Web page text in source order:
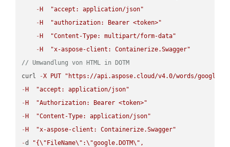
- H
"accept: application/json"
- H
"authorization: Bearer <token>"
- H
"Content-Type: multipart/form-data"
- H
"x-aspose-client: Containerize.Swagger"
// Umwandlung von HTML in DOTM
curl
-X PUT
"https://api.aspose.cloud/v4.0/words/
- H
"accept: application/json"
- H
"Authorization: Bearer <token>"
- H
"Content-Type: application/json"
- H
"x-aspose-client: Containerize.Swagger"
-d "{\" FileName\" :\"google.DOTM\" ,